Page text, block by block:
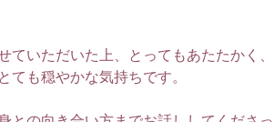
いただいた上、とってもあたたかく、
も穏やかな気持ちです。